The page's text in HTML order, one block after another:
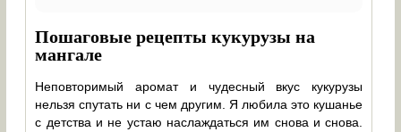
Пошаговые рецепты кукурузы на
мангале
Неповторимый аромат и чудесный вкус кукурузы
нельзя спутать ни с чем другим. Я любила это кушанье
с детства и не устаю наслаждаться им снова и снова.